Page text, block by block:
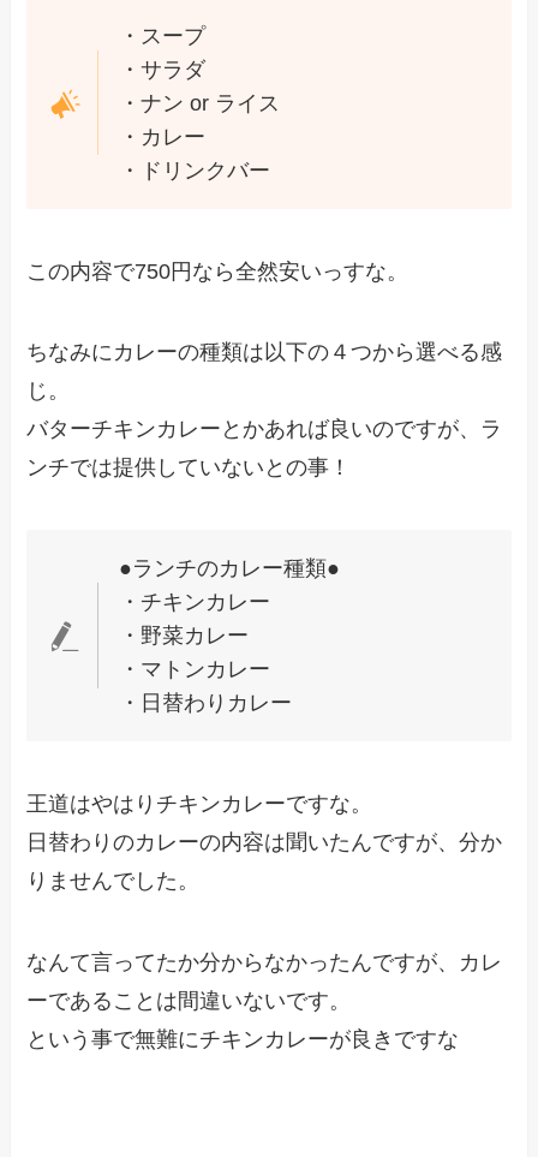
・スープ
・サラダ
・ナン or ライス
・カレー
・ドリンクバー
この内容で750円なら全然安いっすな。
ちなみにカレーの種類は以下の４つから選べる感
じ。
バターチキンカレーとかあれば良いのですが、ラ
ンチでは提供していないとの事！
●ランチのカレー種類●
・チキンカレー
・野菜カレー
・マトンカレー
・日替わりカレー
王道はやはりチキンカレーですな。
日替わりのカレーの内容は聞いたんですが、分か
りませんでした。
なんて言ってたか分からなかったんですが、カレ
ーであることは間違いないです。
という事で無難にチキンカレーが良きですな